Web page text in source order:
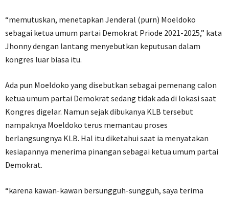
“memutuskan, menetapkan Jenderal (purn) Moeldoko
sebagai ketua umum partai Demokrat Priode 2021-2025,” kata
Jhonny dengan lantang menyebutkan keputusan dalam
kongres luar biasa itu.
Ada pun Moeldoko yang disebutkan sebagai pemenang calon
ketua umum partai Demokrat sedang tidak ada di lokasi saat
Kongres digelar. Namun sejak dibukanya KLB tersebut
nampaknya Moeldoko terus memantau proses
berlangsungnya KLB. Hal itu diketahui saat ia menyatakan
kesiapannya menerima pinangan sebagai ketua umum partai
Demokrat.
“karena kawan-kawan bersungguh-sungguh, saya terima